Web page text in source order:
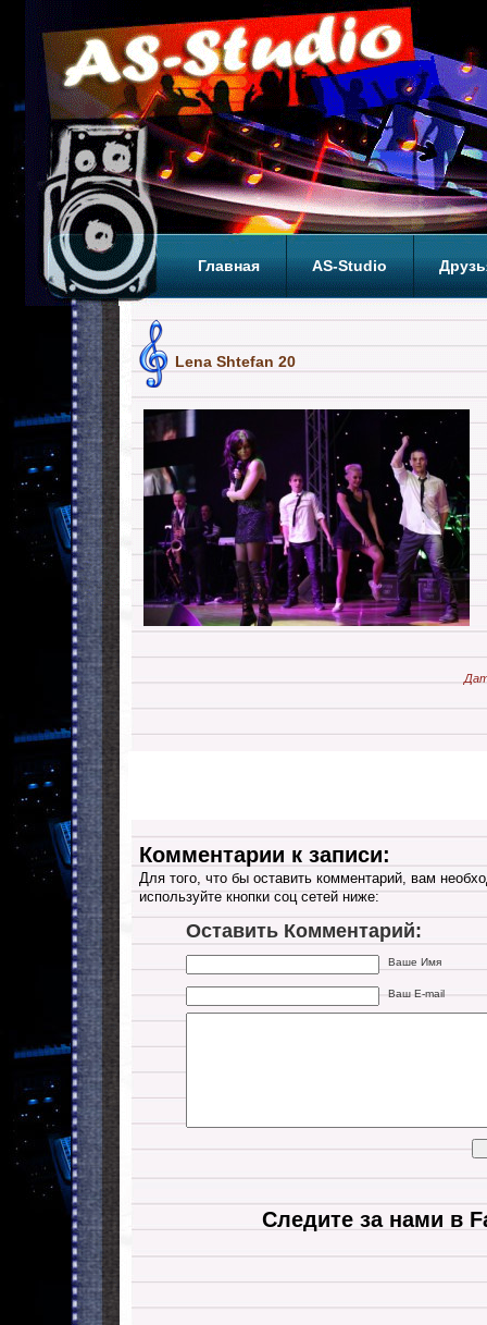
Главная AS-Studio
Lena Shtefan 20
Комментарии к записи:
Для того, что бы оставить комментарий, вам
используйте кнопки соц сетей ниже:
Оставить Комментарий:
Ваше Имя
Ваш E-mail
Следите за нами в